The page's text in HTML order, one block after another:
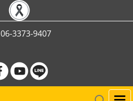
06-3373-9407